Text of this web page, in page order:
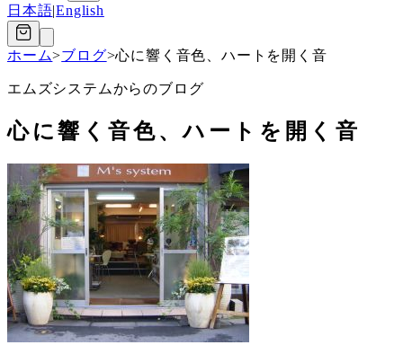
日本語|English
ホーム>ブログ>心に響く音色、ハートを開く音
エムズシステムからのブログ
心に響く音色、ハートを開く音